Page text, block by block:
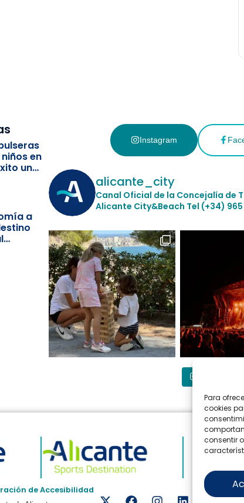
Para
cookies
consentir
en
un
a
Instagram
alicante_city
Canal Oficial de la Concejalía de
Alicante City&Beach Tel (+34) 965
de Accesibilidad